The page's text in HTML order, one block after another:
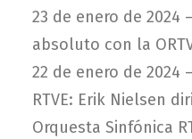
23 de enero de 2024 –
absoluto con la
22 de enero de 2024 –
RTVE: Erik Nielsen
Orquesta Sinfónica